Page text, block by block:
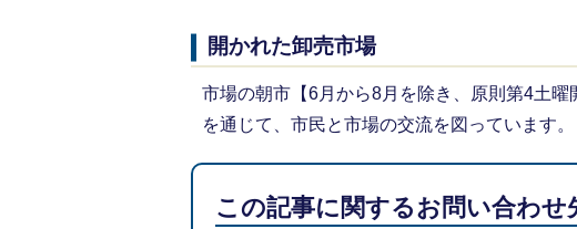
開かれた卸売市場
市場の朝市【6月から8月を除き、原則第4土
を通じて、市民と市場の交流を図っています。
この記事に関するお問い合わせ